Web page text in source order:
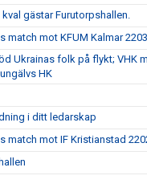
gästar Furutorpshallen.
match mot KFUM Kalmar
Ukrainas folk på flykt; VHK
HK
i ditt ledarskap
match mot IF Kristianstad